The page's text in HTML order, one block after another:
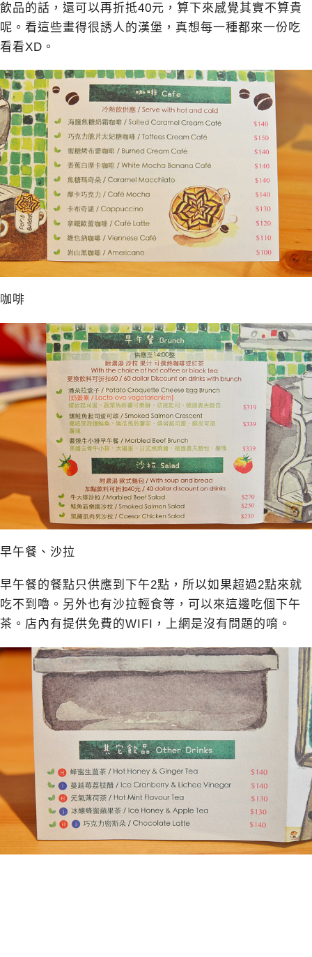
飲品的話，還可以再折抵40元，算下來感覺其實不算貴
呢。看這些畫得很誘人的漢堡，真想每一種都來一份吃
看看XD。
咖啡
早午餐、沙拉
早午餐的餐點只供應到下午2點，所以如果超過2點來就
吃不到嚕。另外也有沙拉輕食等，可以來這邊吃個下午
茶。店內有提供免費的WIFI，上網是沒有問題的唷。